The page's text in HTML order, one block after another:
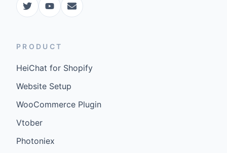
PRODUCT
HeiChat for Shopify
Website Setup
WooCommerce Plugin
Vtober
Photoniex